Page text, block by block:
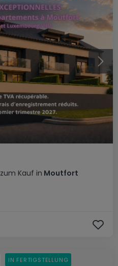
zum Kauf in Moutfort
IN FERTIGSTELLUNG